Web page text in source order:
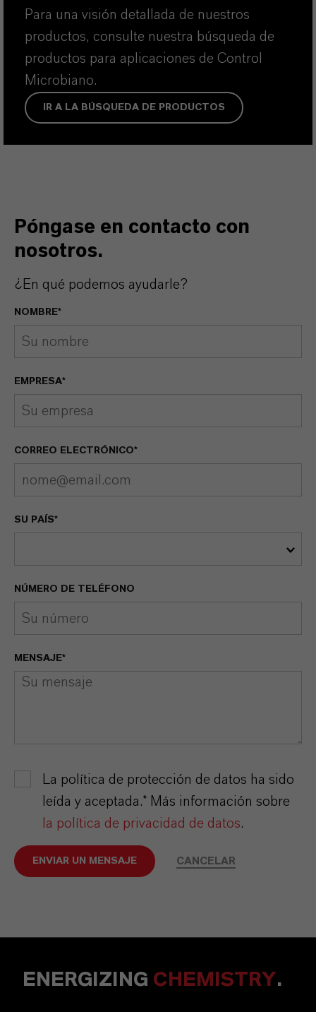
Para una visión detallada de nuestros
productos, consulte nuestra búsqueda de
productos para aplicaciones de Control
Microbiano.
IR A LA BÚSQUEDA DE PRODUCTOS
Póngase en contacto con
nosotros.
¿En qué podemos ayudarle?
NOMBRE*
EMPRESA*
CORREO ELECTRÓNICO*
SU PAÍS*
NÚMERO DE TELÉFONO
MENSAJE*
La política de protección de datos ha sido
leída y aceptada.* Más información sobre
la política de privacidad de datos.
ENVIAR UN MENSAJE CANCELAR
ENERGIZING CHEMISTRY.